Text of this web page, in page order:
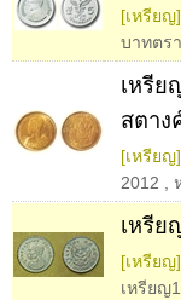
[เหรียญ]
บาทตร
เหรีย
สตาง
[เหรียญ]
2012
เหรีย
[เหรียญ]
เหรียญ